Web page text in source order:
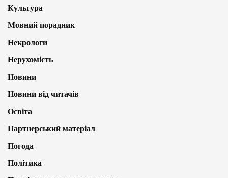
Культура
Мовний порадник
Некрологи
Нерухомість
Новини
Новини від читачів
Освіта
Партнерський матеріал
Погода
Політика